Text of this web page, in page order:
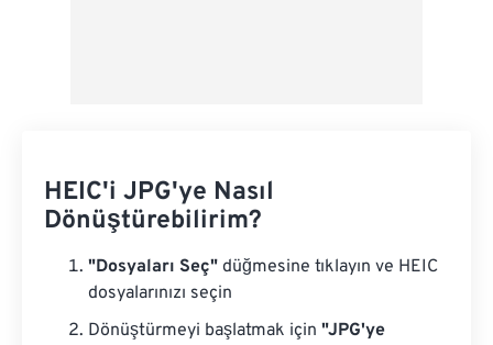
HEIC'i JPG'ye Nasıl
Dönüştürebilirim?
"Dosyaları Seç" düğmesine tıklayın ve HEIC
dosyalarınızı seçin
Dönüştürmeyi başlatmak için "JPG'ye